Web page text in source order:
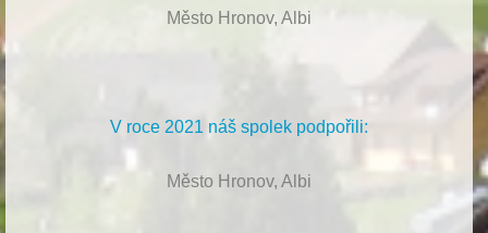
Město Hronov, Albi
V roce 2021 náš spolek podpořili:
Město Hronov, Albi